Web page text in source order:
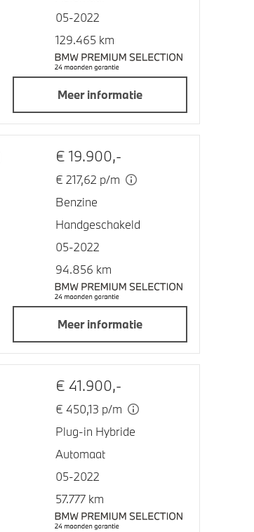
05-2022
129.465 km
Meer informatie
€ 19.900,-
€ 217,62 p/m
Benzine
Handgeschakeld
05-2022
94.856 km
Meer informatie
€ 41.900,-
€ 450,13 p/m
Plug-in Hybride
Automaat
05-2022
57.777 km